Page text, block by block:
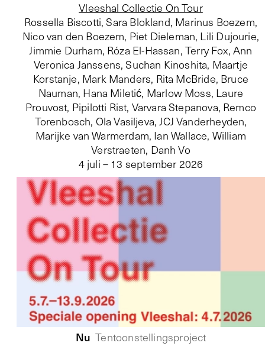
Vleeshal Collectie On Tour
Rossella Biscotti, Sara Blokland, Marinus Boezem,
Nico van den Boezem, Piet Dieleman, Lili Dujourie,
Jimmie Durham, Róza El-Hassan, Terry Fox, Ann
Veronica Janssens, Suchan Kinoshita, Maartje
Korstanje, Mark Manders, Rita McBride, Bruce
Nauman, Hana Miletić, Marlow Moss, Laure
Prouvost, Pipilotti Rist, Varvara Stepanova, Remco
Torenbosch, Ola Vasiljeva, JCJ Vanderheyden,
Marijke van Warmerdam, Ian Wallace, William
Verstraeten, Danh Vo
4 juli – 13 september 2026
Nu Tentoonstellingsproject